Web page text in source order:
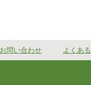
問い合わせ よくあ